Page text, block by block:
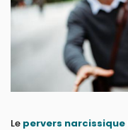
Le pervers narcissique